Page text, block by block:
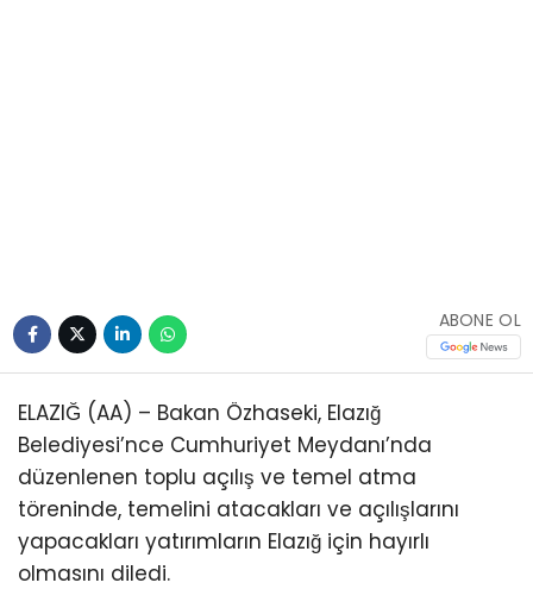
ABONE OL
ELAZIĞ (AA) – Bakan Özhaseki, Elazığ
Belediyesi’nce Cumhuriyet Meydanı’nda
düzenlenen toplu açılış ve temel atma
töreninde, temelini atacakları ve açılışlarını
yapacakları yatırımların Elazığ için hayırlı
olmasını diledi.